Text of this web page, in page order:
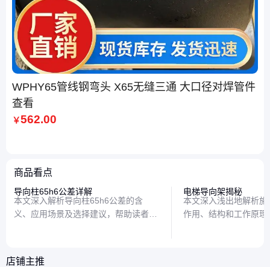
WPHY65管线钢弯头 X65无缝三通 大口径对焊管件
查看
￥562.00
商品看点
导向柱65h6公差详解
本文深入解析导向柱65h6公差的含
义、应用场景及选择建议，帮助读者理
电梯导向架揭秘
本文深入浅出地解析
作用、结构和工作原
店铺主推